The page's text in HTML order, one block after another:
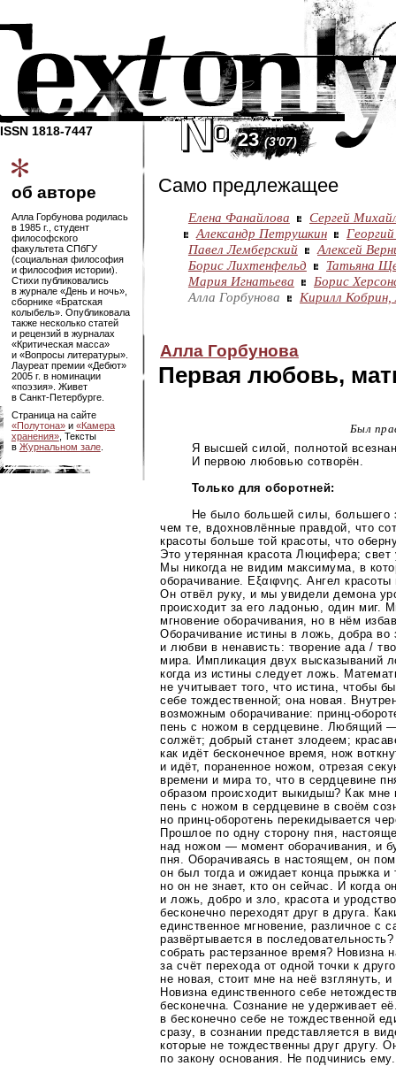
ISSN 1818-7447
об авторе
Алла Горбунова родилась
в 1985 г., студент
философского
факультета СПбГУ
(социальная философия
и философия истории).
Стихи публиковались
в журнале «День и ночь»,
сборнике «Братская
колыбель». Опубликовала
также несколько статей
и рецензий в журналах
«Критическая масса»
и «Вопросы литературы».
Лауреат премии «Дебют»
2005 г. в номинации
«поэзия». Живет
в Санкт-Петербурге.
Страница на сайте
«Полутона»и «Камера
хранения», Тексты
в Журнальном зале.
23(3'07)
Само предлежащее
Елена Фанайлова
Сергей
Александр Петрушкин
Павел Лемберский
Алексей
Борис Лихтенфельд
Татьяна
Мария Игнатьева
Борис
Алла Горбунова
Кирилл Кобрин,
Алла Горбунова
Первая любовь,
Был
Я высшей силой, полнотой
И первою любовью сотворён.
Только для оборотней:
Не было большей силы, большего
чем те, вдохновлённые правдой, что
красоты больше той красоты, что
Это утерянная красота Люцифера; свет
Мы никогда не видим максимума, в
оборачивание. Еξαιφνης. Ангел
Он отвёл руку, и мы увидели демона
происходит за его ладонью, один миг.
мгновение оборачивания, но в нём
Оборачивание истины в ложь, добра во
и любви в ненависть: творение ада /
мира. Импликация двух высказываний
когда из истины следует ложь.
не учитывает того, что истина, чтобы
себе тождественной; она новая.
возможным оборачивание:принц-
пень с ножом в сердцевине. Любящий
солжёт; добрый станет злодеем;
как идёт бесконечное время, нож
и идёт, пораненное ножом, отрезая
времени и мира то, что в сердцевине
образом происходит выкидыш? Как
пень с ножом в сердцевине в своём
но принц-оборотень перекидывается
Прошлое по одну сторону пня,
над ножом — момент оборачивания, и
пня. Оборачиваясь в настоящем, он
он был тогда и ожидает конца прыжка и
но он не знает, кто он сейчас. И когда
и ложь, добро и зло, красота и
бесконечно переходят друг в друга.
единственное мгновение, различное с
развёртывается в
собрать растерзанное время? Новизна
за счёт перехода от одной точки к
не новая, стоит мне на неё взглянуть,
Новизна единственного себе
бесконечна. Сознание не удерживает
в бесконечно себе не тождественной
сразу, в сознании представляется в
которые не тождественны друг другу.
по закону основания. Не подчинись ему.